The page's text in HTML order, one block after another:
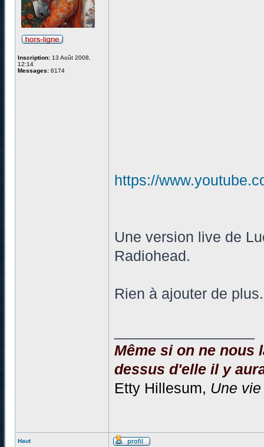
Inscription: 13 Août 2008,
12:14
Messages: 6174
https://
Une version live de
Radiohead.
Rien à ajouter de plus.
Même si on ne nous
dessus d'elle il y
Etty Hillesum, Une
Haut